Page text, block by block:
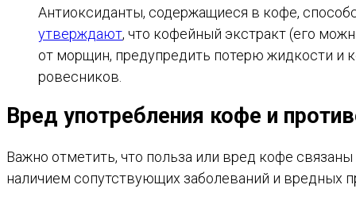
Антиоксиданты, содержащиеся в кофе,
утверждают, что кофейный экстракт (его
от морщин, предупредить потерю жидкости и
ровесников.
Вред употребления кофе и
Важно отметить, что польза или вред кофе
наличием сопутствующих заболеваний и вредных